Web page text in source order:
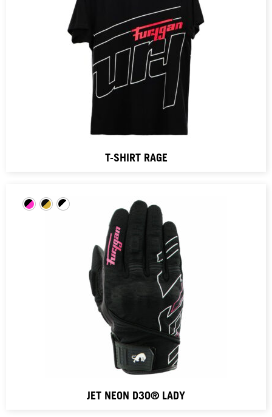
T-SHIRT RAGE
JET NEON D3O® LADY